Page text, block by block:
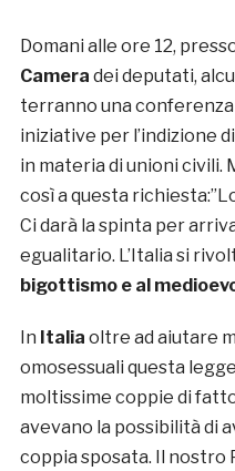
Domani alle ore 12,
Camera dei deputati,
terranno una
iniziative per l’indizione
in materia di unioni civili.
così a questa
Ci darà la spinta per
egualitario. L’Italia si
bigottismo e al
In Italia oltre ad aiutare
omosessuali questa
moltissime coppie di
avevano la possibilità di
coppia sposata. Il nostro